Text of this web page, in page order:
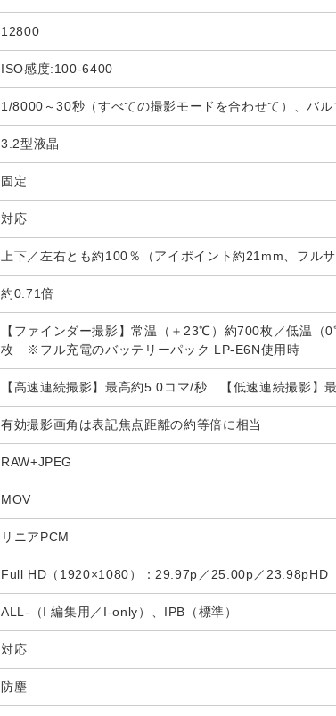
12800
ISO感度:100-6400
1/8000～30秒（すべての撮影モードを合わせて）、バ
3.2型液晶
固定
対応
上下／左右とも約100％（アイポイント約21mm、フルサ
約0.71倍
【ファインダー撮影】常温（＋23℃）約700枚／低温
枚 ※フル充電のバッテリーパック LP-E6N使用時
【高速連続撮影】最高約5.0コマ/秒 【低速連続撮影
有効撮影画角は表記焦点距離の約等倍に相当
RAW+JPEG
MOV
リニアPCM
Full HD（1920×1080）：29.97p／25.00p／
ALL-（I 編集用／I-only）、IPB（標準）
対応
防塵